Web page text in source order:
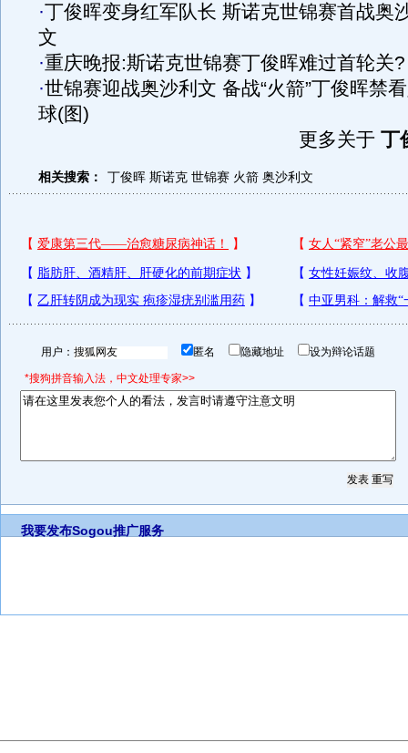
·丁俊晖变身红军队长 斯诺克世锦赛首战奥
文
·重庆晚报:斯诺克世锦赛丁俊晖难过首轮关?
·世锦赛迎战奥沙利文 备战“火箭”丁俊晖禁
球(图)
更多关于 丁
相关搜索： 丁俊晖 斯诺克 世锦赛 火箭 奥沙利文
用户： 匿名 隐藏地址 设为辩论话题
*搜狗拼音输入法，中文处理专家>>
我要发布Sogou推广服务